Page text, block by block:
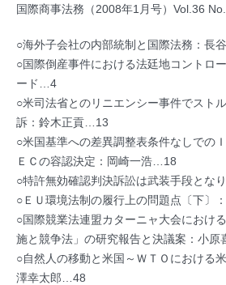
国際商事法務（2008年1月号）Vol.36
○海外子会社の内部統制と国際法務：長
○国際倒産事件における法廷地コントロ
ード…4
○米司法省とのリニエンシー事件でスト
訴：鈴木正貢…13
○米国基準への差異調整表条件なしでの
ＥＣの容認決定：岡崎一浩…18
○特許無効確認判決訴訟は武装手段とな
○ＥＵ環境法制の履行上の問題点〔下〕
○国際競業法連盟カターニャ大会におけ
施と競争法」の研究報告と決議案：小
○自然人の移動と米国～ＷＴＯにおける
澤幸太郎…48